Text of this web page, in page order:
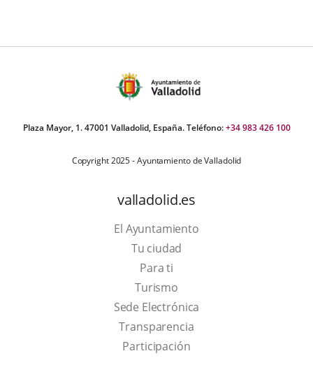
Plaza Mayor, 1. 47001 Valladolid, España. Teléfono:+34 983 426 100
Copyright 2025 - Ayuntamiento de Valladolid
valladolid.es
El Ayuntamiento
Tu ciudad
Para ti
TurismoThis
link
will
open
Sede Electrónica
Transparencia
Participación